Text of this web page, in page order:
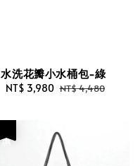
水洗花瓣小水桶包-綠
Sale
NT$ 3,980 Regular
NT$ 4,480